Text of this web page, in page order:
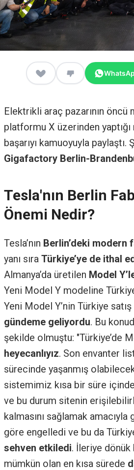
Elektrikli araç pazarının öncü
platformu X üzerinden
başarıyı kamuoyuyla paylaştı.
Gigafactory Berlin-
Tesla'nın Berlin
Önemi Nedir?
Tesla’nın Berlin’deki modern
yanı sıra Türkiye’ye de ithal
Almanya’da üretilen Model
Yeni Model Y modeline
Yeni Model Y’nin Türkiye
gündeme geliyordu. Bu
şekilde olmuştu: "Türkiye’de
heyecanlıyız. Son envanter
sürecinde yaşanmış
sistemimiz kısa bir süre içinde
ve bu durum sitenin
kalmasını sağlamak
göre engelledi ve bu da
sehven etkiledi. İleriye dönük
mümkün olan en kısa sürede